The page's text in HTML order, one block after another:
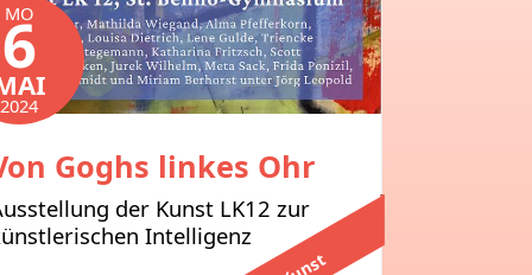
MO
6
2024
Goghs linkes Ohr
der Kunst LK12 zur
Intelligenz